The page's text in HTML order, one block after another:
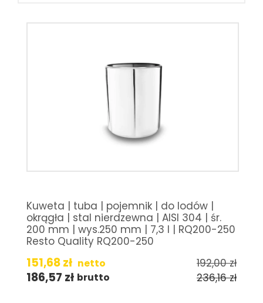
Kuweta | tuba | pojemnik | do lodów |
okrągła | stal nierdzewna | AISI 304 | śr.
200 mm | wys.250 mm | 7,3 l | RQ200-250
Resto Quality RQ200-250
151,68zł netto 192,00zł
186,57 zł brutto 236,16zł